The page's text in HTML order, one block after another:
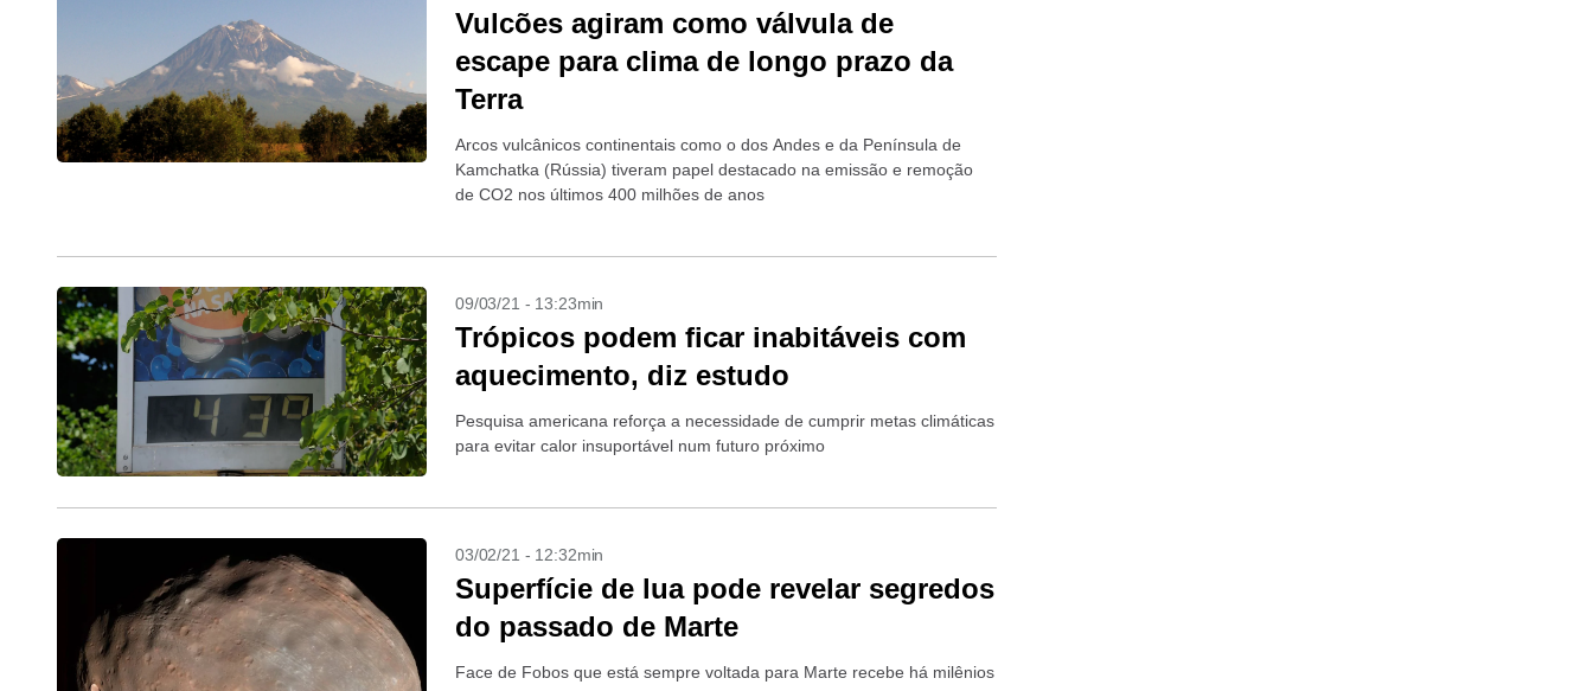
Vulcões agiram como válvula de
escape para clima de longo prazo da
Terra
Arcos vulcânicos continentais como o dos Andes e da Península de
Kamchatka (Rússia) tiveram papel destacado na emissão e remoção
de CO2 nos últimos 400 milhões de anos
09/03/21 - 13:23min
Trópicos podem ficar inabitáveis com
aquecimento, diz estudo
Pesquisa americana reforça a necessidade de cumprir metas climáticas
para evitar calor insuportável num futuro próximo
03/02/21 - 12:32min
Superfície de lua pode revelar segredos
do passado de Marte
Face de Fobos que está sempre voltada para Marte recebe há milênios